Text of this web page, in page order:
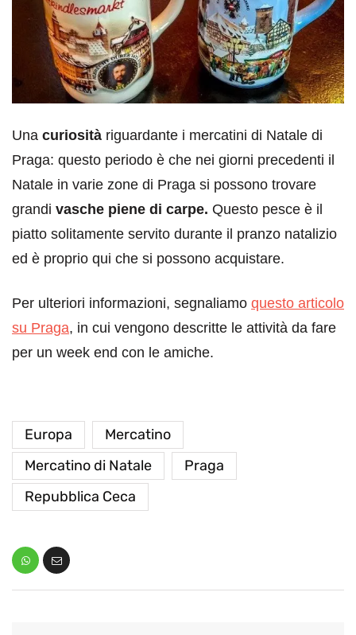
Una curiosità riguardante i mercatini di Natale di
Praga: questo periodo è che nei giorni precedenti il
Natale in varie zone di Praga si possono trovare
grandi vasche piene di carpe. Questo pesce è il
piatto solitamente servito durante il pranzo natalizio
ed è proprio qui che si possono acquistare.
Per ulteriori informazioni, segnaliamo questo articolo
su Praga, in cui vengono descritte le attività da fare
per un week end con le amiche.
Europa
Mercatino
Mercatino di Natale
Praga
Repubblica Ceca